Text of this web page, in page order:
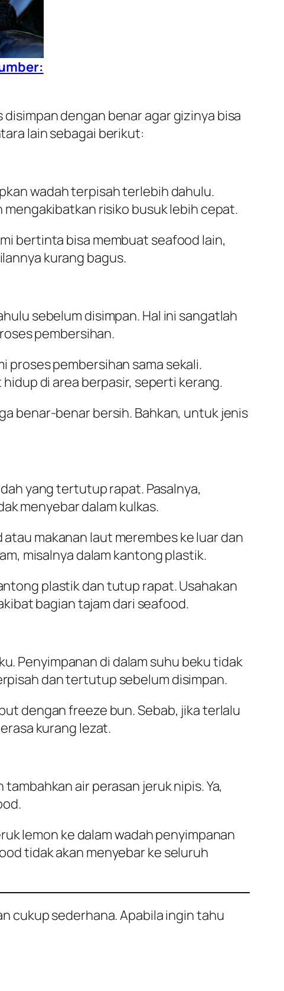
dengan benar agar gizinya bisa
lain sebagai berikut:
wadah terpisah terlebih dahulu.
risiko busuk lebih cepat.
bertinta bisa membuat seafood lain,
kurang bagus.
sebelum disimpan. Hal ini sangatlah
pembersihan.
proses pembersihan sama sekali.
di area berpasir, seperti kerang.
benar-benar bersih. Bahkan, untuk jenis
yang tertutup rapat. Pasalnya,
menyebar dalam kulkas.
makanan laut merembes ke luar dan
misalnya dalam kantong plastik.
plastik dan tutup rapat. Usahakan
bagian tajam dari seafood.
Penyimpanan di dalam suhu beku tidak
dan tertutup sebelum disimpan.
dengan freeze bun. Sebab, jika terlalu
kurang lezat.
air perasan jeruk nipis. Ya,
lemon ke dalam wadah penyimpanan
tidak akan menyebar ke seluruh
cukup sederhana. Apabila ingin tahu